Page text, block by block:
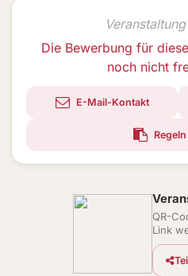
Die Bewerbung für
noch nicht
E-Mail-Kontakt
QR-
Link